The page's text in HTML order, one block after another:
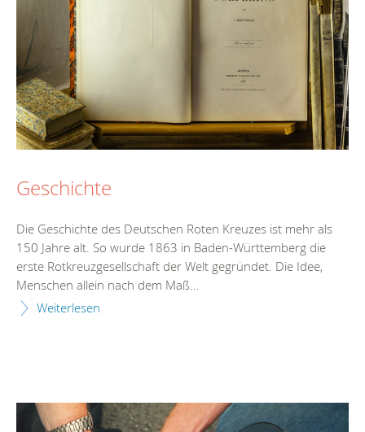
Geschichte
Die Geschichte des Deutschen Roten Kreuzes ist mehr als
150 Jahre alt. So wurde 1863 in Baden-Württemberg die
erste Rotkreuzgesellschaft der Welt gegründet. Die Idee,
Menschen allein nach dem Maß...
Weiterlesen